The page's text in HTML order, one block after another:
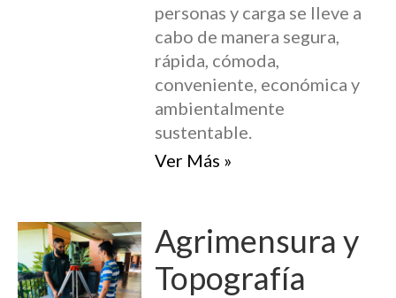
personas y carga se lleve a
cabo de manera segura,
rápida, cómoda,
conveniente, económica y
ambientalmente
sustentable.
Ver Más »
Agrimensura y
Topografía